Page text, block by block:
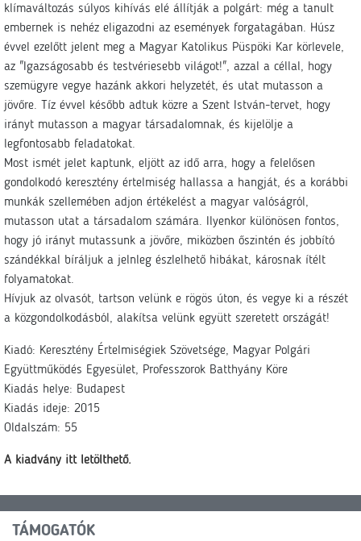
klímaváltozás súlyos kihívás elé állítják a polgárt: még a tanult
embernek is nehéz eligazodni az események forgatagában. Húsz
évvel ezelőtt jelent meg a Magyar Katolikus Püspöki Kar körlevele,
az "Igazságosabb és testvériesebb világot!", azzal a céllal, hogy
szemügyre vegye hazánk akkori helyzetét, és utat mutasson a
jövőre. Tíz évvel később adtuk közre a Szent István-tervet, hogy
irányt mutasson a magyar társadalomnak, és kijelölje a
legfontosabb feladatokat.
Most ismét jelet kaptunk, eljött az idő arra, hogy a felelősen
gondolkodó keresztény értelmiség hallassa a hangját, és a korábbi
munkák szellemében adjon értékelést a magyar valóságról,
mutasson utat a társadalom számára. Ilyenkor különösen fontos,
hogy jó irányt mutassunk a jövőre, miközben őszintén és jobbító
szándékkal bíráljuk a jelnleg észlelhető hibákat, károsnak ítélt
folyamatokat.
Hívjuk az olvasót, tartson velünk e rögös úton, és vegye ki a részét
a közgondolkodásból, alakítsa velünk együtt szeretett országát!
Kiadó: Keresztény Értelmiségiek Szövetsége, Magyar Polgári
Együttműködés Egyesület, Professzorok Batthyány Köre
Kiadás helye: Budapest
Kiadás ideje: 2015
Oldalszám: 55
A kiadvány itt letölthető.
TÁMOGATÓK